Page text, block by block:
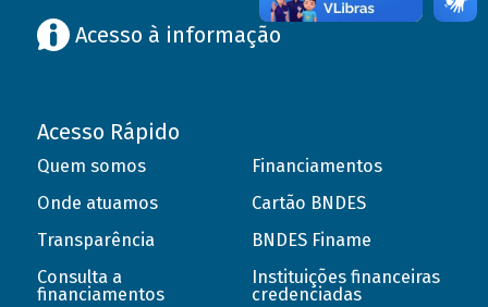
Acesso à informação
Acesso Rápido
Quem somos
Onde atuamos
Transparência
Consulta a
financiamentos
Financiamentos
Cartão BNDES
BNDES Finame
Instituições financeiras
credenciadas